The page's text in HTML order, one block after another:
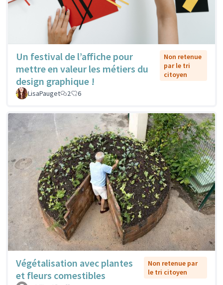
Un festival de l’affiche pour
mettre en valeur les métiers du
design graphique !
Non retenue
par le tri
citoyen
LisaPauget 2 6
Végétalisation avec plantes
et fleurs comestibles
Non retenue par
le tri citoyen